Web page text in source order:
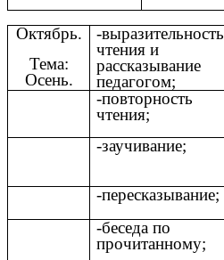
Октябрь.
Тема:
Осень.
-выразительность
чтения и
рассказывание
педагогом;
-повторность
чтения;
-заучивание;
-пересказывание;
-беседа по
прочитанному;